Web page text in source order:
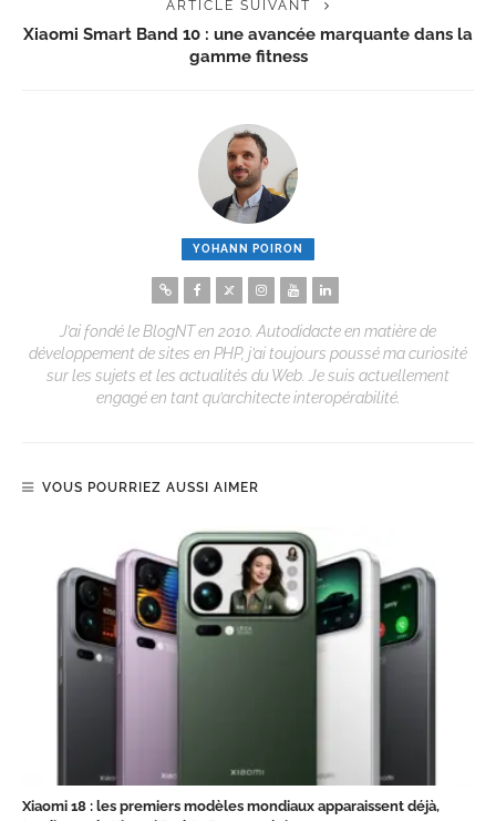
ARTICLE SUIVANT
Xiaomi Smart Band 10 : une avancée marquante dans la
gamme fitness
YOHANN POIRON
J’ai fondé le BlogNT en 2010. Autodidacte en matière de
développement de sites en PHP, j’ai toujours poussé ma curiosité
sur les sujets et les actualités du Web. Je suis actuellement
engagé en tant qu’architecte interopérabilité.
VOUS POURRIEZ AUSSI AIMER
Xiaomi 18 : les premiers modèles mondiaux apparaissent déjà,